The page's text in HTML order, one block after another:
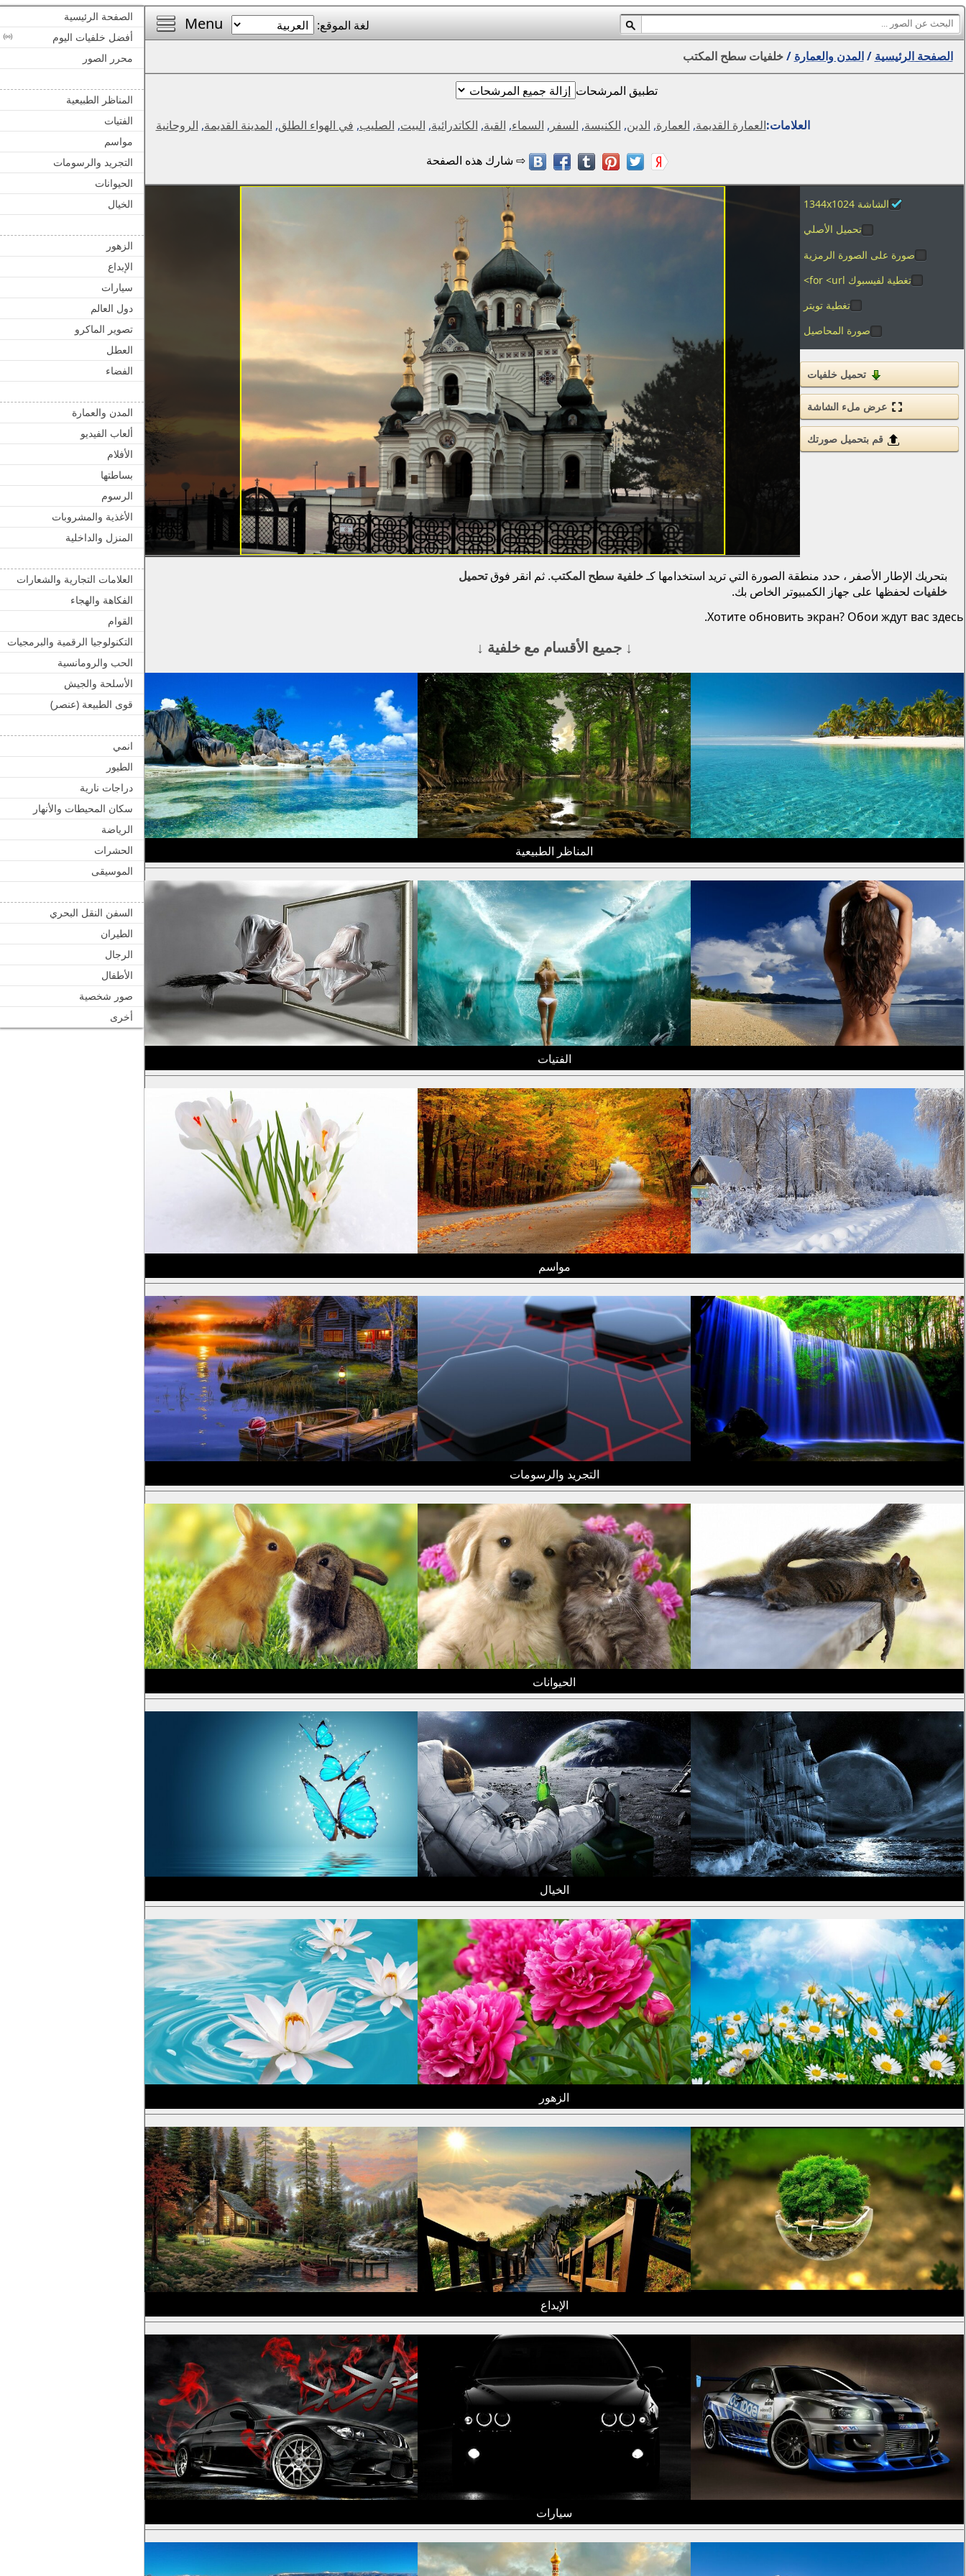
الصفحة الرئيسية
أفضل خلفيات اليوم
محرر الصور
المناظر الطبيعية
الفتيات
مواسم
التجريد والرسومات
الحيوانات
الخيال
الزهور
الإبداع
سيارات
دول العالم
تصوير الماكرو
العطل
الفضاء
المدن والعمارة
ألعاب الفيديو
الأفلام
بساطتها
الرسوم
الأغذية والمشروبات
المنزل والداخلية
العلامات التجارية والشعارات
الفكاهة والهجاء
القوام
التكنولوجيا الرقمية والبرمجيات
الحب والرومانسية
الأسلحة والجيش
قوى الطبيعة (عنصر)
انمي
الطيور
دراجات نارية
سكان المحيطات والأنهار
الرياضة
الحشرات
الموسيقى
السفن النقل البحري
الطيران
الرجال
الأطفال
صور شخصية
أخرى
Menu
لغة الموقع:
الصفحة الرئيسية /المدن والعمارة /خلفيات سطح المكتب
تطبيق المرشحات
العلامات:العمارة القديمة, العمارة, الدين, الكنيسة, السفر , السماء, القبة, الكاتدرائية, البيت, الصليب, في الهواء الطلق, المدينة القديمة, الروحانية
الشاشة 1344x1024
تحميل الأصلي
صورة على الصورة الرمزية
تغطية لفيسبوك for <url>
تغطية تويتر
صورة المحاصيل
تحميل خلفيات
عرض ملء الشاشة
قم بتحميل صورتك
بتحريك الإطار الأصفر ، حدد منطقة الصورة التي تريد استخدامها كـخلفية سطح المكتب. ثم انقر فوقتحميل
خلفيات لحفظها على جهاز الكمبيوتر الخاص بك.
Хотите обновить экран? Обои ждут вас здесь.
↓ جميع الأقسام مع خلفية ↓
المناظر الطبيعية
الفتيات
مواسم
التجريد والرسومات
الحيوانات
الخيال
الزهور
الإبداع
سيارات